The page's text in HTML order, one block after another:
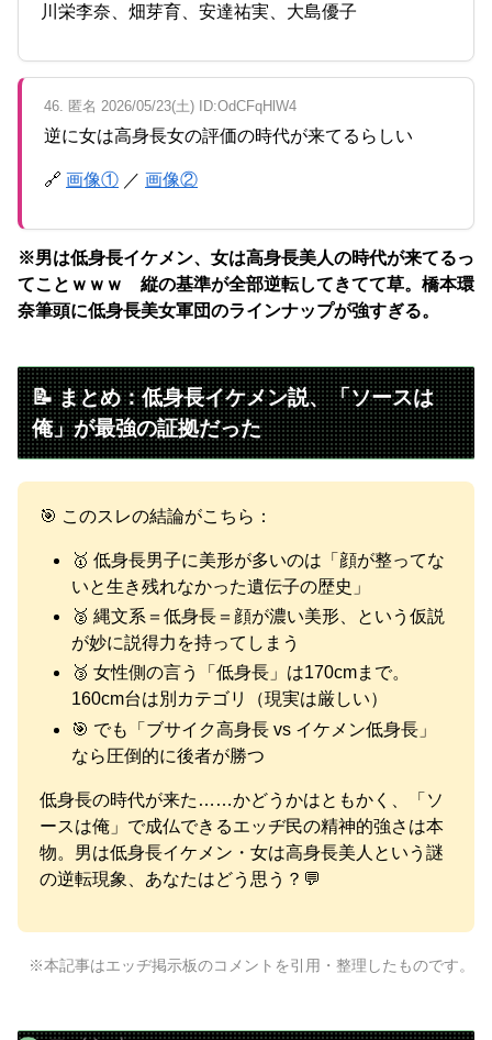
川栄李奈、畑芽育、安達祐実、大島優子
46. 匿名 2026/05/23(土) ID:OdCFqHlW4
逆に女は高身長女の評価の時代が来てるらしい
🔗 画像① ／ 画像②
※男は低身長イケメン、女は高身長美人の時代が来てるっ
てことｗｗｗ 縦の基準が全部逆転してきてて草。橋本環
奈筆頭に低身長美女軍団のラインナップが強すぎる。
📝 まとめ：低身長イケメン説、「ソースは
俺」が最強の証拠だった
🎯 このスレの結論がこちら：
🥇 低身長男子に美形が多いのは「顔が整ってな
いと生き残れなかった遺伝子の歴史」
🥈 縄文系＝低身長＝顔が濃い美形、という仮説
が妙に説得力を持ってしまう
🥉 女性側の言う「低身長」は170cmまで。
160cm台は別カテゴリ（現実は厳しい）
🎯 でも「ブサイク高身長 vs イケメン低身長」
なら圧倒的に後者が勝つ
低身長の時代が来た……かどうかはともかく、「ソ
ースは俺」で成仏できるエッヂ民の精神的強さは本
物。男は低身長イケメン・女は高身長美人という謎
の逆転現象、あなたはどう思う？💬
※本記事はエッヂ掲示板のコメントを引用・整理したものです。